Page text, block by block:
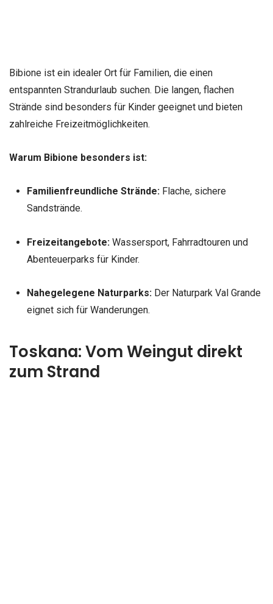
Bibione ist ein idealer Ort für Familien, die einen
entspannten Strandurlaub suchen. Die langen, flachen
Strände sind besonders für Kinder geeignet und bieten
zahlreiche Freizeitmöglichkeiten.
Warum Bibione besonders ist:
Familienfreundliche Strände:Flache, sichere
Sandstrände.
Freizeitangebote:Wassersport, Fahrradtouren und
Abenteuerparks für Kinder.
Nahegelegene Naturparks:Der Naturpark Val Grande
eignet sich für Wanderungen.
Toskana: Vom Weingut direkt
zum Strand